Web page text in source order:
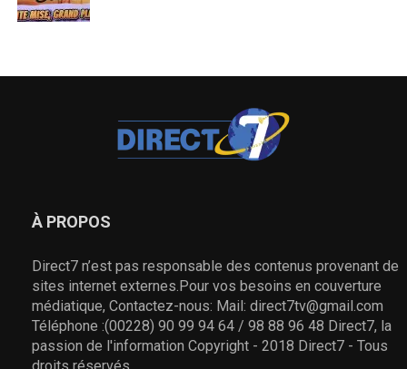
À PROPOS
Direct7 n’est pas responsable des contenus provenant de
sites internet externes.Pour vos besoins en couverture
médiatique, Contactez-nous: Mail: direct7tv@gmail.com
Téléphone :(00228) 90 99 94 64 / 98 88 96 48 Direct7, la
passion de l'information Copyright - 2018 Direct7 - Tous